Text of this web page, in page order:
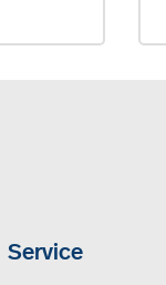
Service